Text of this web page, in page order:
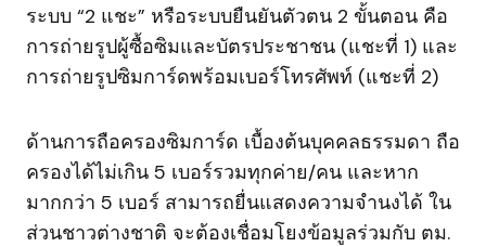
ระบบ “2 แชะ” หรือระบบยืนยันตัวตน 2 ขั้นตอน คือ
การถ่ายรูปผู้ซื้อซิมและบัตรประชาชน (แชะที่ 1) และ
การถ่ายรูปซิมการ์ดพร้อมเบอร์โทรศัพท์ (แชะที่ 2)
ด้านการถือครองซิมการ์ด เบื้องต้นบุคคลธรรมดา ถือ
ครองได้ไม่เกิน 5 เบอร์รวมทุกค่าย/คน และหาก
มากกว่า 5 เบอร์ สามารถยื่นแสดงความจำนงได้ ใน
ส่วนชาวต่างชาติ จะต้องเชื่อมโยงข้อมูลร่วมกับ ตม.